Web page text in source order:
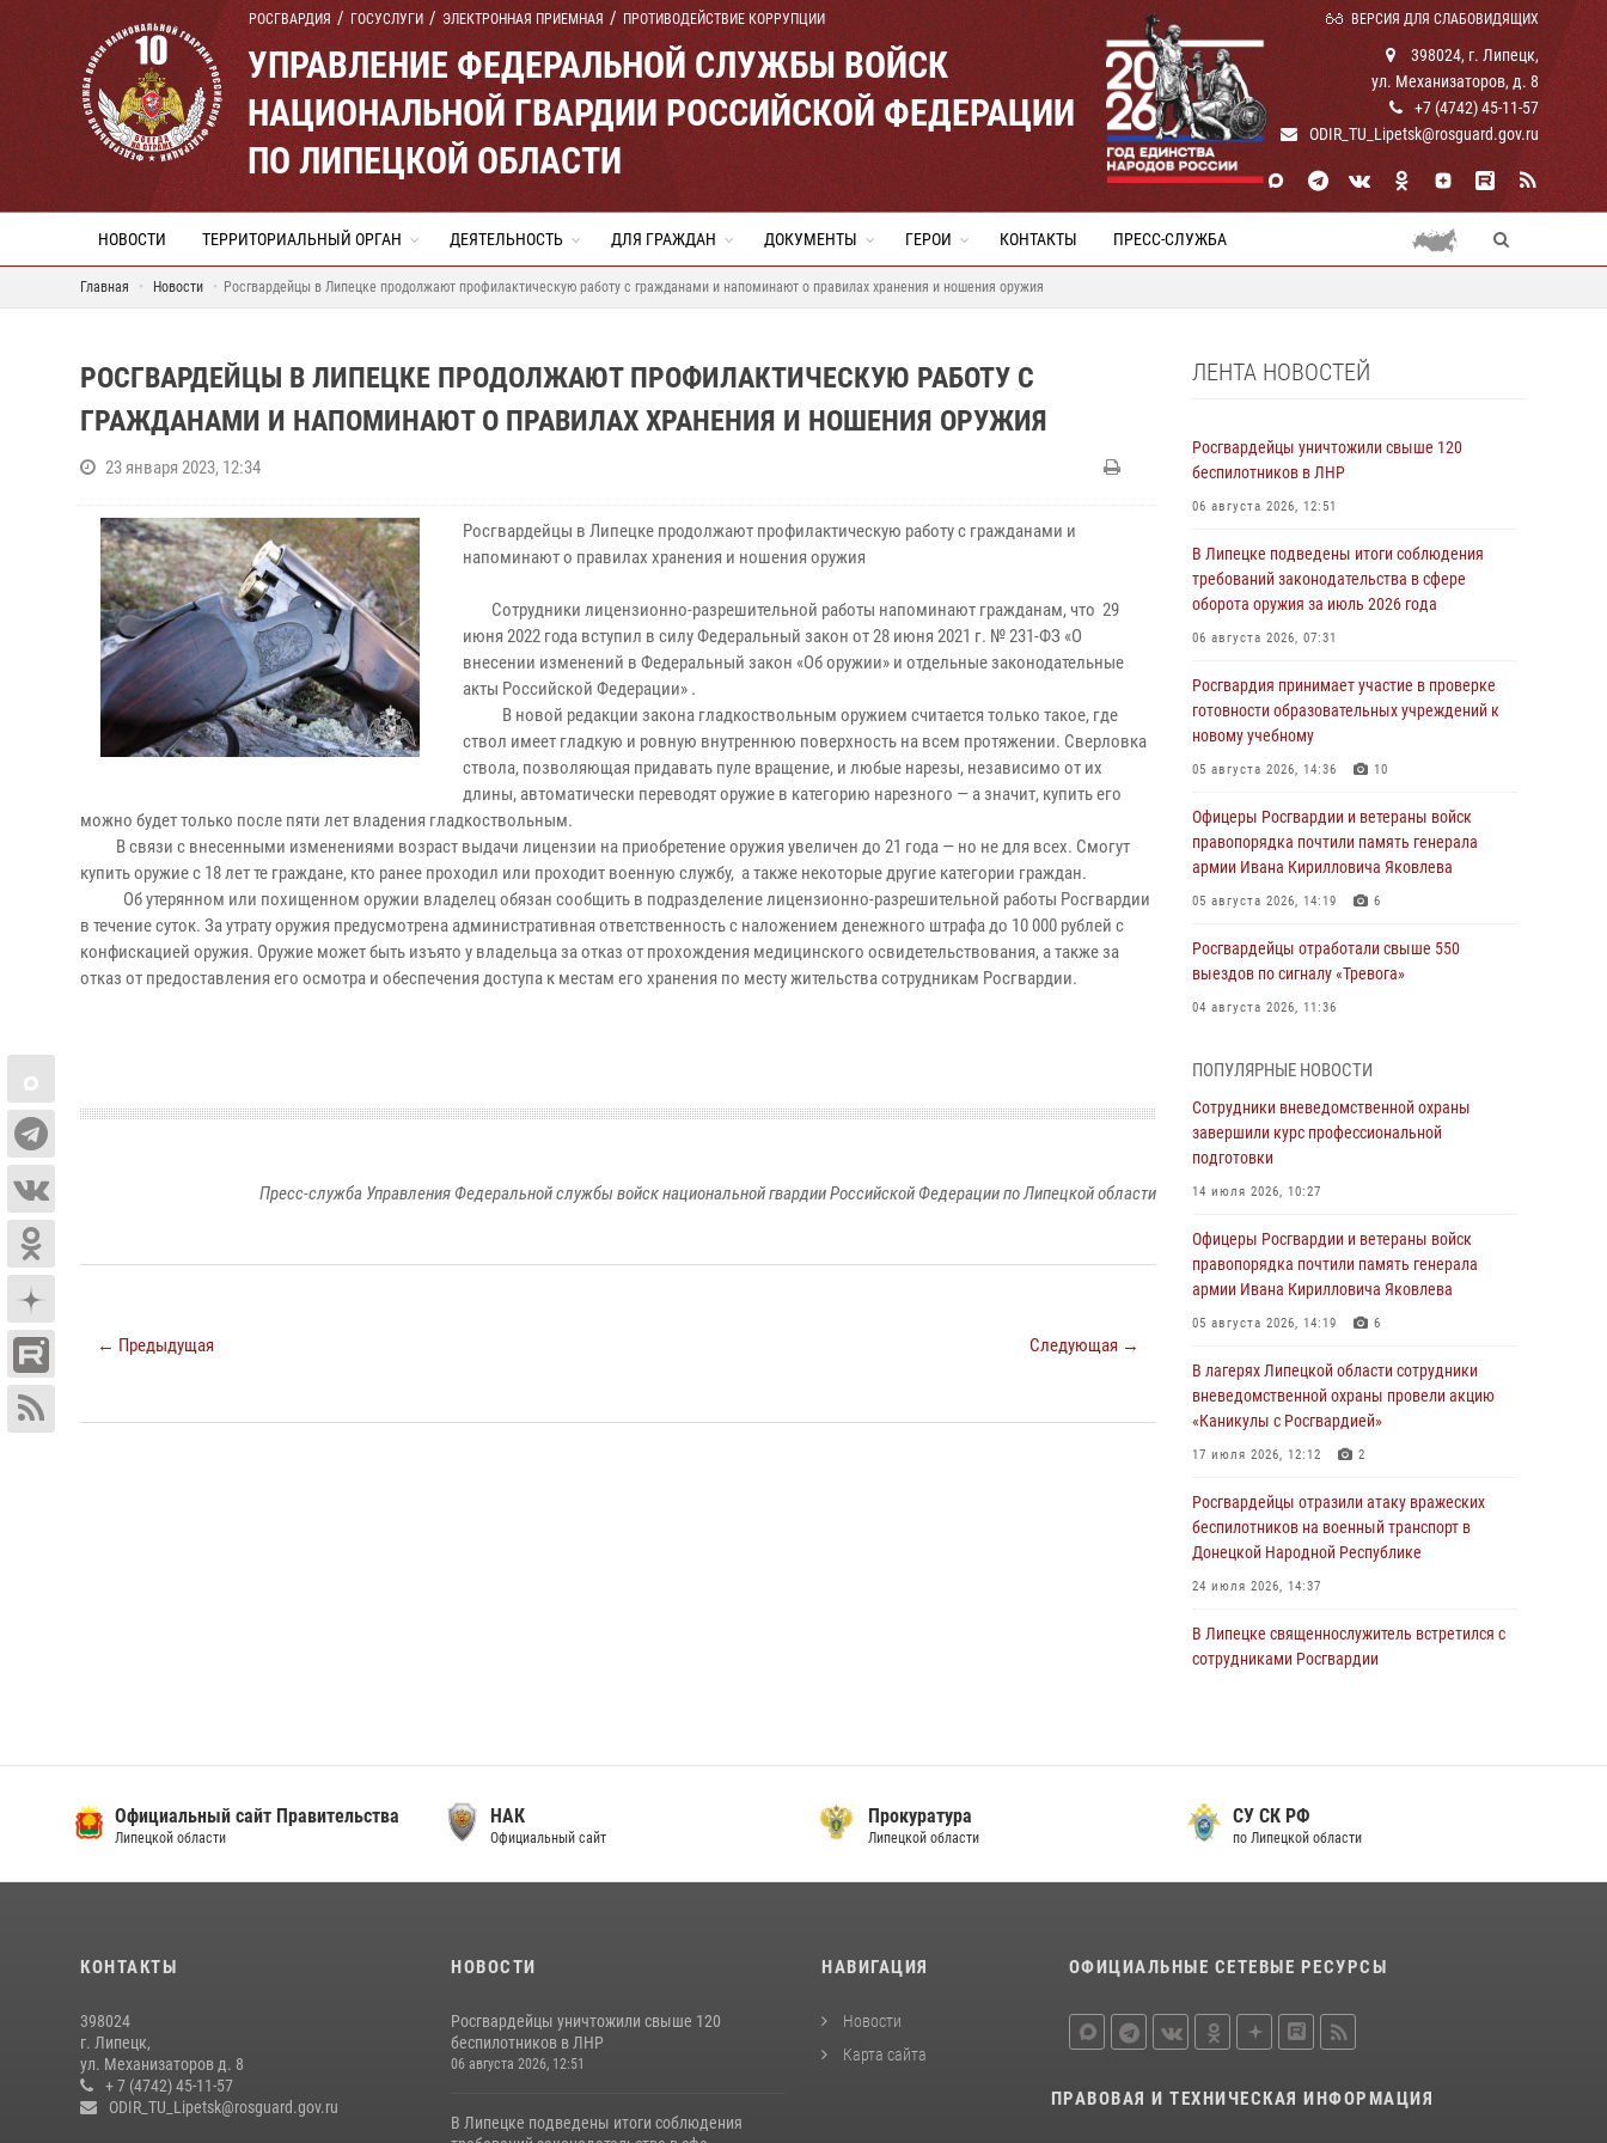
РОСГВАРДИЯ ГОСУСЛУГИ ЭЛЕКТРОННАЯ ПРИЕМНАЯ ПРОТИВОДЕЙСТВИЕ КОРРУПЦИИ ВЕРСИЯ ДЛЯ СЛАБОВИДЯЩИХ
УПРАВЛЕНИЕ ФЕДЕРАЛЬНОЙ СЛУЖБЫ ВОЙСК
НАЦИОНАЛЬНОЙ ГВАРДИИ РОССИЙСКОЙ ФЕДЕРАЦИИ
ПО ЛИПЕЦКОЙ ОБЛАСТИ
398024, г. Липецк,
ул. Механизаторов, д. 8
+7 (4742) 45-11-57
ODIR_TU_Lipetsk@rosguard.gov.ru
НОВОСТИ ТЕРРИТОРИАЛЬНЫЙ ОРГАН ДЕЯТЕЛЬНОСТЬ ДЛЯ ГРАЖДАН ДОКУМЕНТЫ ГЕРОИ КОНТАКТЫ ПРЕСС-СЛУЖБА
Главная Новости Росгвардейцы в Липецке продолжают профилактическую работу с гражданами и напоминают о правилах хранения и ношения оружия
РОСГВАРДЕЙЦЫ В ЛИПЕЦКЕ ПРОДОЛЖАЮТ ПРОФИЛАКТИЧЕСКУЮ РАБОТУ С
ГРАЖДАНАМИ И НАПОМИНАЮТ О ПРАВИЛАХ ХРАНЕНИЯ И НОШЕНИЯ ОРУЖИЯ
23 января 2023, 12:34
Росгвардейцы в Липецке продолжают профилактическую работу с гражданами и
напоминают о правилах хранения и ношения оружия
Сотрудники лицензионно-разрешительной работы напоминают гражданам, что 29
июня 2022 года вступил в силу Федеральный закон от 28 июня 2021 г. № 231-ФЗ «О
внесении изменений в Федеральный закон «Об оружии» и отдельные законодательные
акты Российской Федерации» .
В новой редакции закона гладкоствольным оружием считается только такое, где
ствол имеет гладкую и ровную внутреннюю поверхность на всем протяжении. Сверловка
ствола, позволяющая придавать пуле вращение, и любые нарезы, независимо от их
длины, автоматически переводят оружие в категорию нарезного — а значит, купить его
можно будет только после пяти лет владения гладкоствольным.
В связи с внесенными изменениями возраст выдачи лицензии на приобретение оружия увеличен до 21 года — но не для всех. Смогут
купить оружие с 18 лет те граждане, кто ранее проходил или проходит военную службу, а также некоторые другие категории граждан.
Об утерянном или похищенном оружии владелец обязан сообщить в подразделение лицензионно-разрешительной работы Росгвардии
в течение суток. За утрату оружия предусмотрена административная ответственность с наложением денежного штрафа до 10 000 рублей с
конфискацией оружия. Оружие может быть изъято у владельца за отказ от прохождения медицинского освидетельствования, а также за
отказ от предоставления его осмотра и обеспечения доступа к местам его хранения по месту жительства сотрудникам Росгвардии.
Пресс-служба Управления Федеральной службы войск национальной гвардии Российской Федерации по Липецкой области
← Предыдущая Следующая →
ЛЕНТА НОВОСТЕЙ
Росгвардейцы уничтожили свыше 120
беспилотников в ЛНР
06 августа 2026, 12:51
В Липецке подведены итоги соблюдения
требований законодательства в сфере
оборота оружия за июль 2026 года
06 августа 2026, 07:31
Росгвардия принимает участие в проверке
готовности образовательных учреждений к
новому учебному
05 августа 2026, 14:36 10
Офицеры Росгвардии и ветераны войск
правопорядка почтили память генерала
армии Ивана Кирилловича Яковлева
05 августа 2026, 14:19 6
Росгвардейцы отработали свыше 550
выездов по сигналу «Тревога»
04 августа 2026, 11:36
ударные и разведывательные беспилотники
ВСУ
04 августа 2026, 09:05
Росгвардия обеспечила безопасность
Липецке
03 августа 2026, 13:43 1
Росгвардейцы обеспечили безопасность
03 августа 2026, 13:41 1
Росгвардия противодействует БПЛА ВСУ на
южном направлении (видео)
Росгвардия обеспечила охрану порядка во
время проведения фестивалей в Липецке
03 августа 2026, 13:17
ПОПУЛЯРНЫЕ НОВОСТИ
Сотрудники вневедомственной охраны
завершили курс профессиональной
подготовки
14 июля 2026, 10:27
Офицеры Росгвардии и ветераны войск
правопорядка почтили память генерала
армии Ивана Кирилловича Яковлева
05 августа 2026, 14:19 6
В лагерях Липецкой области сотрудники
вневедомственной охраны провели акцию
«Каникулы с Росгвардией»
17 июля 2026, 12:12 2
Росгвардейцы отразили атаку вражеских
беспилотников на военный транспорт в
Донецкой Народной Республике
24 июля 2026, 14:37
В Липецке священнослужитель встретился с
сотрудниками Росгвардии
граждан на праздновании Дня ВДВ в
03 августа 2026, 13:43
окончили курс служебной подготовки
Росгвардия обеспечила безопасность липчан
Официальный сайт Правительства
Липецкой области
НАК
Официальный сайт
Прокуратура
Липецкой области
СУ СК РФ
по Липецкой области
КОНТАКТЫ
398024
г. Липецк,
ул. Механизаторов д. 8
+ 7 (4742) 45-11-57
ODIR_TU_Lipetsk@rosguard.gov.ru
НОВОСТИ
Росгвардейцы уничтожили свыше 120
беспилотников в ЛНР
06 августа 2026, 12:51
В Липецке подведены итоги соблюдения
НАВИГАЦИЯ
Новости
Карта сайта
ОФИЦИАЛЬНЫЕ СЕТЕВЫЕ РЕСУРСЫ
ПРАВОВАЯ И ТЕХНИЧЕСКАЯ ИНФОРМАЦИЯ